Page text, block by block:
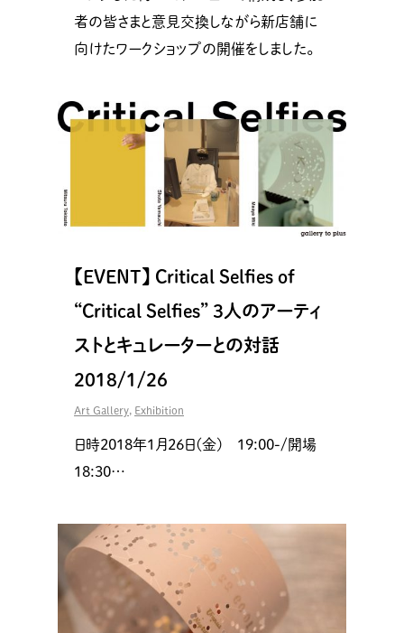
者の皆さまと意見交換しながら新店舗に
向けたワークショップの開催をしました。
【EVENT】 Critical Selfies of
“Critical Selfies” ３人のアーティ
ストとキュレーターとの対話
2018/1/26
Art Gallery, Exhibition
日時2018年1月26日(金) 19:00-/開場
18:30…